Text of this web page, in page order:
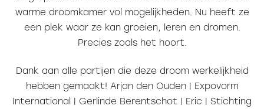
warme droomkamer vol mogelijkheden. Nu heeft ze
een plek waar ze kan groeien, leren en dromen.
Precies zoals het hoort.
Dank aan alle partijen die deze droom werkelijkheid
hebben gemaakt! Arjan den Ouden | Expovorm
International | Gerlinde Berentschot | Eric | Stichting